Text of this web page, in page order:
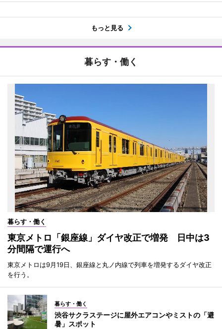
もっと見る
暮らす・働く
暮らす・働く
東京メトロ「銀座線」ダイヤ改正で増発 日中は3
分間隔で運行へ
東京メトロは9月19日、銀座線と丸ノ内線で列車を増発するダイヤ改正
を行う。
暮らす・働く
渋谷サクラステージに屋外エアコンやミストの「避
暑」スポット